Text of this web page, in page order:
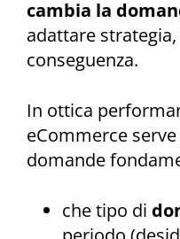
cambia la
adattare
conseguenza.
In ottica
eCommerce
domande
che tipo di